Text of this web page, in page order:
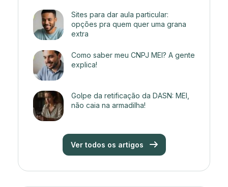
Sites para dar aula particular:
opções pra quem quer uma grana
extra
Como saber meu CNPJ MEI? A gente
explica!
Golpe da retificação da DASN: MEI,
não caia na armadilha!
Ver todos os artigos